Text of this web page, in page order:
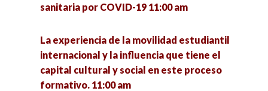
Meza Padilla 5:15 pm
La dimensión ambiental en los posgrados de
educación pertenecientes al PNPC (CONACYT)
5:30 pm
La reforma educativa neoliberal en México.
Economía política de las tendencias rupturistas
en América Latina 12:00 pm
sanitaria por COVID-19 11:00 am
La experiencia de la movilidad estudiantil
internacional y la influencia que tiene el
capital cultural y social en este proceso
formativo. 11:00 am